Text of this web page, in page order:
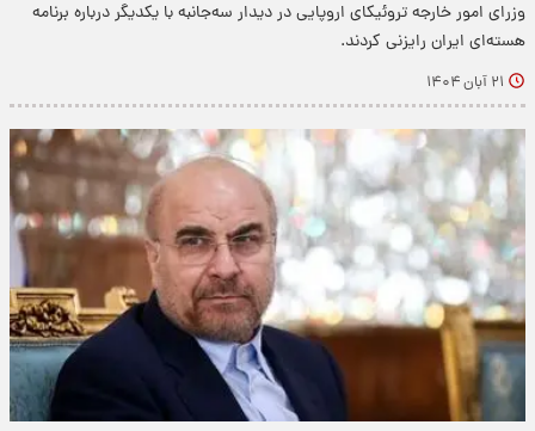
وزرای امور خارجه تروئیکای اروپایی در دیدار سه‌جانبه با یکدیگر درباره برنامه
هسته‌ای ایران رایزنی کردند.
۲۱ آبان ۱۴۰۴